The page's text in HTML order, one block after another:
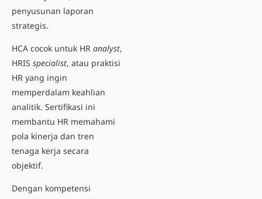
penyusunan laporan
strategis.
HCA cocok untuk HR analyst,
HRIS specialist, atau praktisi
HR yang ingin
memperdalam keahlian
analitik. Sertifikasi ini
membantu HR memahami
pola kinerja dan tren
tenaga kerja secara
objektif.
Dengan kompetensi